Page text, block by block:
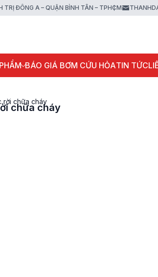
TRỊ ĐÔNG A – QUẬN BÌNH TÂN – TPHCM
BÁO GIÁ BƠM CỨU HỎATIN TỨC
rời chữa cháy
chữa cháy